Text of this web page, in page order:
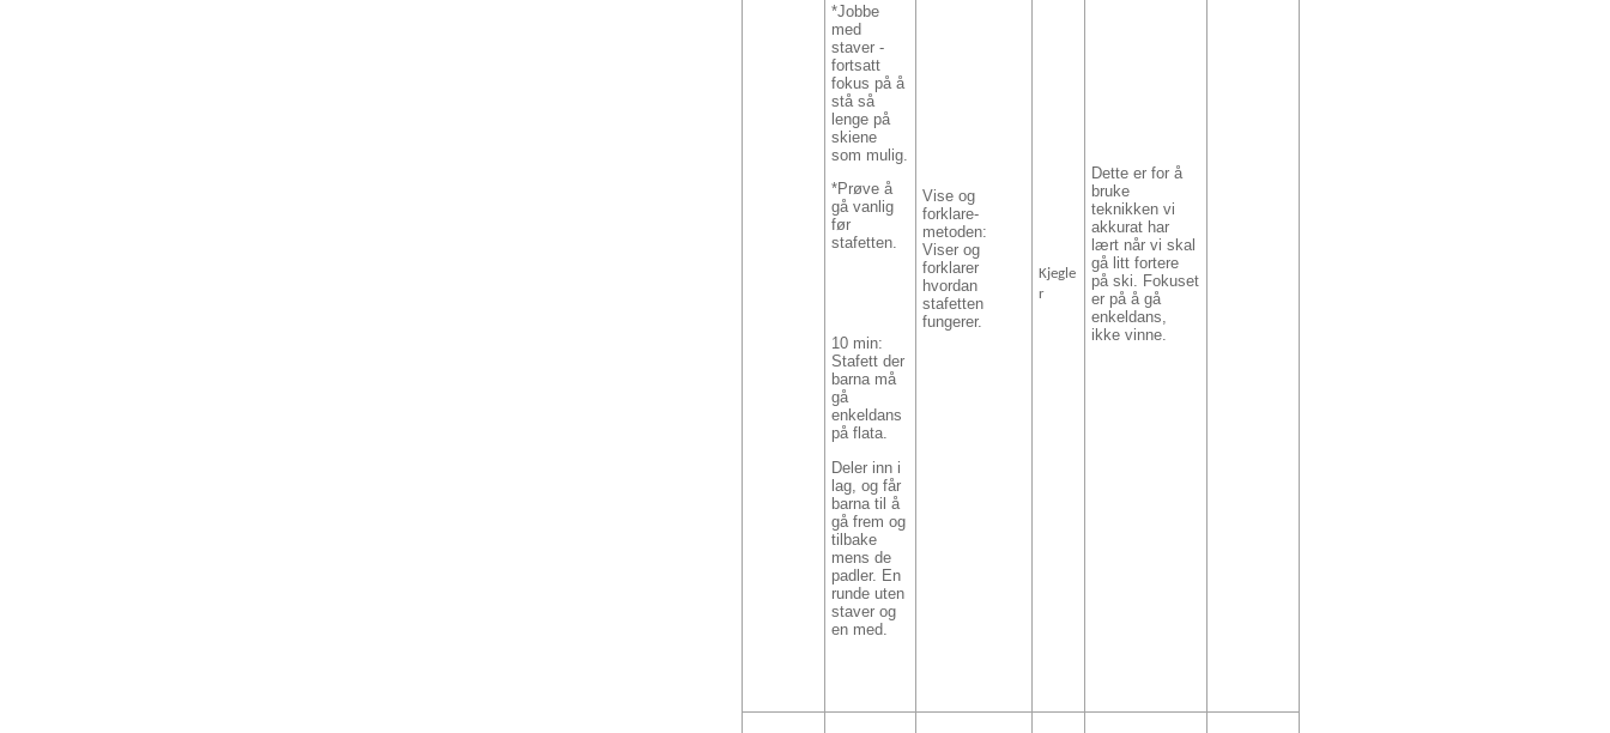
*Jobbe
med
staver -
fortsatt
fokus på å
stå så
lenge på
skiene
som mulig.
*Prøve å
gå vanlig
før
stafetten.
10 min:
Stafett der
barna må
gå
enkeldans
på flata.
Deler inn i
lag, og får
barna til å
gå frem og
tilbake
mens de
padler. En
runde uten
staver og
en med.
Vise og
forklare-
metoden:
Viser og
forklarer
hvordan
stafetten
fungerer.
Kjegle
r
Dette er for å
bruke
teknikken vi
akkurat har
lært når vi skal
gå litt fortere
på ski. Fokuset
er på å gå
enkeldans,
ikke vinne.